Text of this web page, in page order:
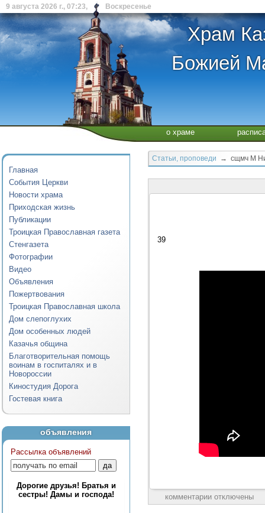
9 августа 2026 г., 07:23, Воскресенье
Храм
Божией
о храме
Главная
События Церкви
Новости храма
Приходская жизнь
Публикации
Троицкая Православная газета
Стенгазета
Фотографии
Видео
Объявления
Пожертвования
Троицкая Православная школа
Дом слепоглухих
Дом особенных людей
Казачья община
Благотворительная помощь
воинам в госпиталях и в
Новороссии
Киностудия Дорога
Гостевая книга
объявления
Рассылка объявлений
Дорогие друзья! Братья и
сестры! Дамы и господа!
Статьи, проповеди → сщмч М
39
комментарии отключены